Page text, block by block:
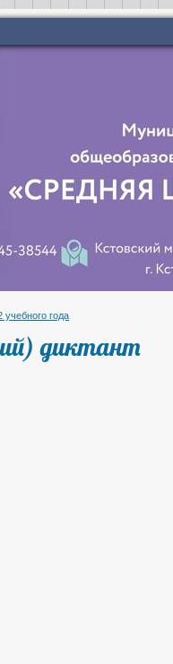
учебного года
диктант